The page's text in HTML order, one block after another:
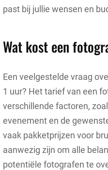
past bij jullie wensen en
Wat kost een
Een veelgestelde vraag
1 uur? Het tarief van een
verschillende factoren,
evenement en de
vaak pakketprijzen voor
aanwezig zijn om alle
potentiële fotografen te